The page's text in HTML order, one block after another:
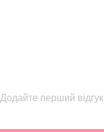
Додайте перший відгук